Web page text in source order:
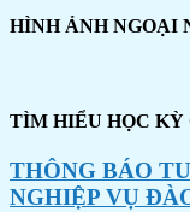
HÌNH ẢNH NGOẠI
TÌM HIỂU HỌC KỲ
THÔNG BÁO
NGHIỆP VỤ